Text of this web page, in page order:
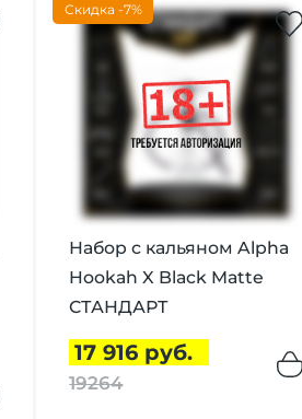
Скидка -7%
Набор с кальяном Alpha
Hookah X Black Matte
СТАНДАРТ
17 916 руб.
19264